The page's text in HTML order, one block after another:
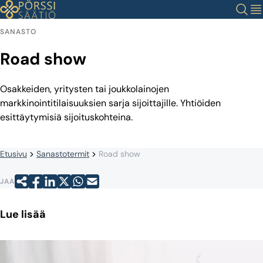
Siirry
sisältöön
Haku
SANASTO
Road show
Osakkeiden, yritysten tai joukkolainojen
markkinointitilaisuuksien sarja sijoittajille. Yhtiöiden
esittäytymisiä sijoituskohteina.
Etusivu Sanastotermit Road show
JAA
Lue lisää